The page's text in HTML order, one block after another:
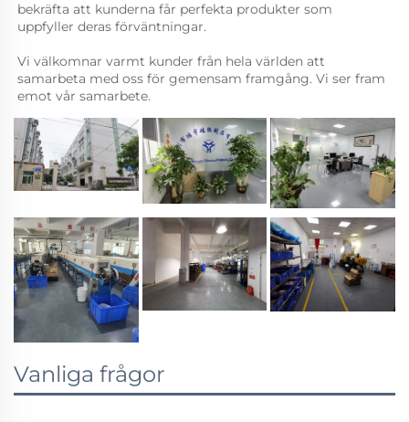
bekräfta att kunderna får perfekta produkter som
uppfyller deras förväntningar.
Vi välkomnar varmt kunder från hela världen att
samarbeta med oss för gemensam framgång. Vi ser fram
emot vår samarbete.
Vanliga frågor